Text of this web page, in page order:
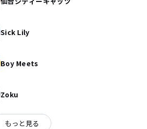
Sick Lily
Boy Meets
Zoku
もっと見る